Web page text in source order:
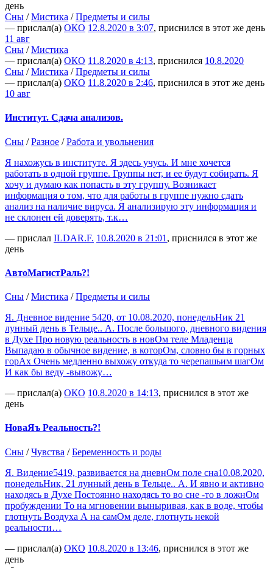
день
Сны /Мистика /Предметы и силы
— прислал(а) ОКО 12.8.2020 в 3:07, приснился в этот же день
11 авг
Сны /Мистика
— прислал(а) ОКО 11.8.2020 в 4:13, приснился 10.8.2020
Сны /Мистика /Предметы и силы
— прислал(а) ОКО 11.8.2020 в 2:46, приснился в этот же день
10 авг
Институт. Сдача анализов.
Сны /Разное /Работа и увольнения
Я нахожусь в институте. Я здесь учусь. И мне хочется
работать в одной группе. Группы нет, и ее будут собирать. Я
хочу и думаю как попасть в эту группу. Возникает
информация о том, что для работы в группе нужно сдать
анализ на наличие вируса. Я анализирую эту информация и
не склонен ей доверять, т.к…
— прислал ILDAR.F. 10.8.2020 в 21:01 , приснился в этот же
день
АвтоМагистРаль?!
Сны /Мистика /Предметы и силы
Я. Дневное видение 5420, от 10.08.2020, понедельНик 21
лунный день в Тельце.. А. После большого, дневного видения
в Духе Про новую реальность в новОм теле Младенца
Выпадаю в обычное видение, в которОм, словно бы в горных
горАх Очень медленно выхожу откуда то черепашьим шагОм
И как бы веду -вывожу…
— прислал(а) ОКО 10.8.2020 в 14:13, приснился в этот же
день
НоваЯъ Реальность?!
Сны /Чувства /Беременность и роды
Я. Видение5419, развивается на дневнОм поле сна10.08.2020,
понедельНик, 21 лунный день в Тельце.. А. И явно и активно
находясь в Духе Постоянно находясь то во сне -то в ложнОм
пробуждении То на мгновении выныривая, как в воде, чтобы
глотнуть Воздуха А на самОм деле, глотнуть некой
реальности…
— прислал(а) ОКО 10.8.2020 в 13:46, приснился в этот же
день